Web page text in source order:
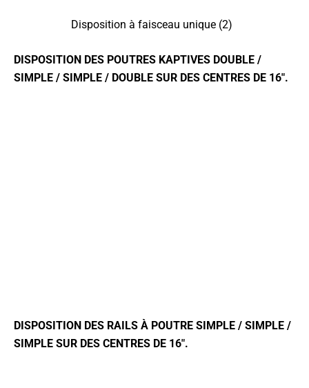
Disposition à faisceau unique (2)
DISPOSITION DES POUTRES KAPTIVES DOUBLE /
SIMPLE / SIMPLE / DOUBLE SUR DES CENTRES DE 16″.
DISPOSITION DES RAILS À POUTRE SIMPLE / SIMPLE /
SIMPLE SUR DES CENTRES DE 16″.